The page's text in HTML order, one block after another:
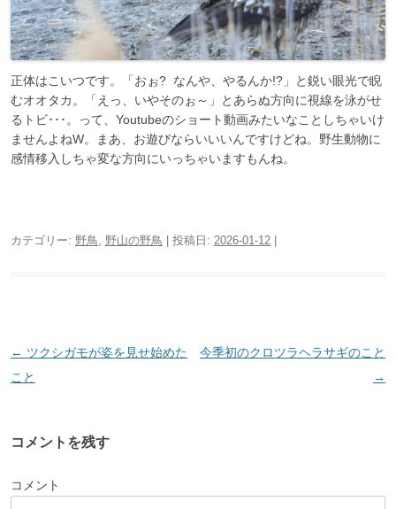
正体はこいつです。「おぉ? なんや、やるんか!?」と鋭い眼光で睨
むオオタカ。「えっ、いやそのぉ～」とあらぬ方向に視線を泳がせ
るトビ･･･。って、Youtubeのショート動画みたいなことしちゃいけ
ませんよねW。まあ、お遊びならいいいんですけどね。野生動物に
感情移入しちゃ変な方向にいっちゃいますもんね。
カテゴリー: 野鳥 野山の野鳥 | 投稿日: 2026-01-12 |
投
稿
ゲ
シ
← ツクシガモが姿を見せ始めた
こと
今季初のクロツラヘラサギのこと
→
コメントを残す
コメント